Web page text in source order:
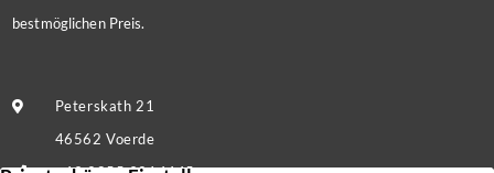
bestmöglichen Preis.
Peterskath 21
46562 Voerde